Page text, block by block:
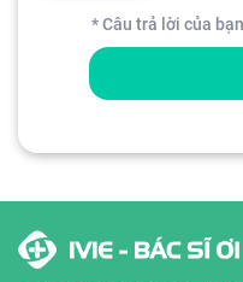
* Câu trả lời của